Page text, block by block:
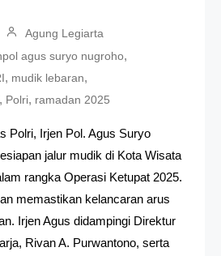
Agung Legiarta
agus suryo nugroho,
, mudik lebaran,
, Polri, ramadan 2025
Polri, Irjen Pol. Agus Suryo
jalur mudik di Kota Wisata
rangka Operasi Ketupat 2025.
memastikan kelancaran arus
Irjen Agus didampingi Direktur
Rivan A. Purwantono, serta